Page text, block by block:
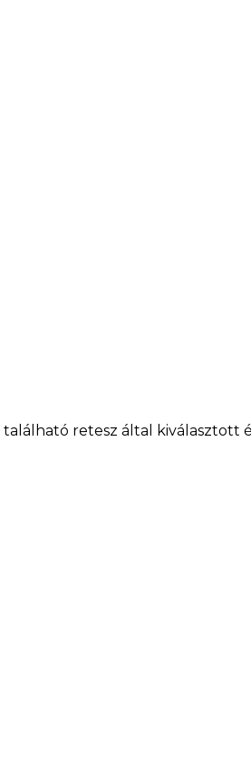
retesz által kiválasztott